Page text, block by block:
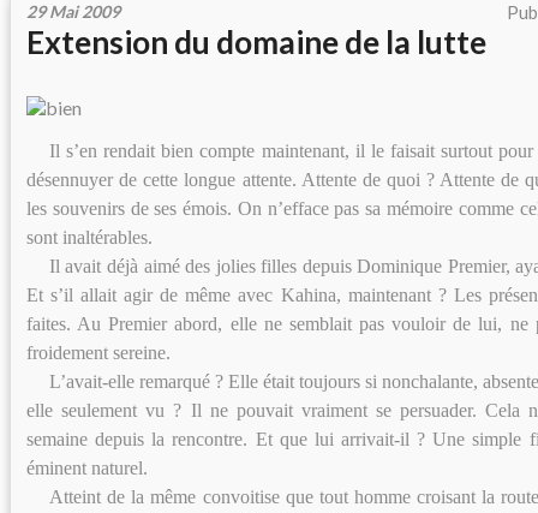
29 Mai 2009
Extension du domaine de la lutte
Il s’en rendait bien compte maintenant, il le faisait surtout pour
désennuyer de cette longue attente. Attente de quoi ? Attente de
les souvenirs de ses émois. On n’efface pas sa mémoire comme
sont inaltérables.
Il avait déjà aimé des jolies filles depuis Dominique Premier,
Et s’il allait agir de même avec Kahina, maintenant ? Les
faites. Au Premier abord, elle ne semblait pas vouloir de lui, ne
froidement sereine.
L’avait-elle remarqué ? Elle était toujours si nonchalante,
elle seulement vu ? Il ne pouvait vraiment se persuader. Cela
semaine depuis la rencontre. Et que lui arrivait-il ? Une simple
éminent naturel.
Atteint de la même convoitise que tout homme croisant la